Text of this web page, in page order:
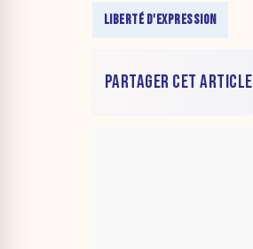
LIBERTÉ D'EXPRESSION
PARTAGER CET ARTICLE